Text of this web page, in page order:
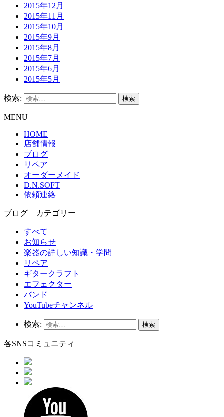
2015年12月
2015年11月
2015年10月
2015年9月
2015年8月
2015年7月
2015年6月
2015年5月
検索:
MENU
HOME
店舗情報
ブログ
リペア
オーダーメイド
D.N.SOFT
依頼連絡
ブログ カテゴリー
すべて
お知らせ
楽器の詳しい知識・学問
リペア
ギタークラフト
エフェクター
バンド
YouTubeチャンネル
検索:
各SNSコミュニティ